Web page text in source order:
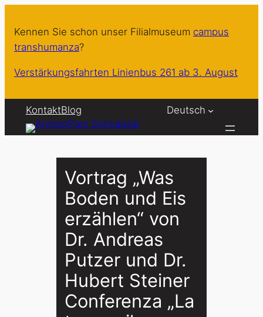
Inhalt
springen
Kennen Sie schon unser Filialmuseum campus
transhumanza?
Verstärkungsfahrten Linienbus 261 ab 3. August
KontaktBlog Deutsch
Vortrag „Was
Boden und Eis
erzählen“ von
Dr. Andreas
Putzer und Dr.
Hubert Steiner
Conferenza „La